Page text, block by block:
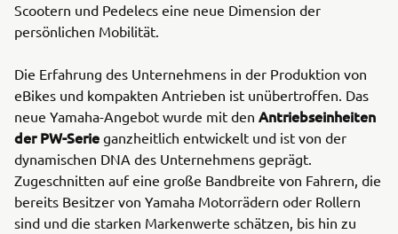
Scootern und Pedelecs eine neue Dimension der
persönlichen Mobilität.
Die Erfahrung des Unternehmens in der Produktion von
eBikes und kompakten Antrieben ist unübertroffen. Das
neue Yamaha-Angebot wurde mit den Antriebseinheiten
der PW-Serie ganzheitlich entwickelt und ist von der
dynamischen DNA des Unternehmens geprägt.
Zugeschnitten auf eine große Bandbreite von Fahrern, die
bereits Besitzer von Yamaha Motorrädern oder Rollern
sind und die starken Markenwerte schätzen, bis hin zu